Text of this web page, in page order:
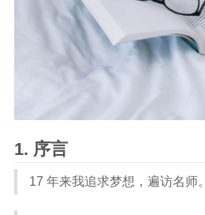
序言
17 年来我追求梦想，遍访名师。